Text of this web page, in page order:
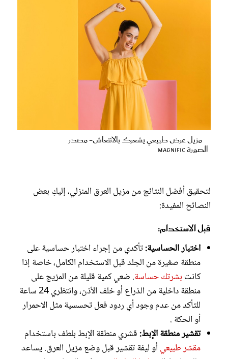
مزيل عرض طبيعي يشعرك بالانتعاش- مصدر
الصورة magnific
لتحقيق أفضل النتائج من مزيل العرق المنزلي، إليكِ بعض
النصائح المفيدة:
قبل الاستخدام:
اختبار الحساسية:تأكدي من إجراء اختبار حساسية على
منطقة صغيرة من الجلد قبل الاستخدام الكامل، خاصة إذا
كانت بشرتك حساسة. ضعي كمية قليلة من المزيج على
منطقة داخلية من الذراع أو خلف الأذن، وانتظري 24 ساعة
للتأكد من عدم وجود أي ردود فعل تحسسية مثل الاحمرار
أو الحكة .
تقشير منطقة الإبط:قشري منطقة الإبط بلطف باستخدام
مقشر طبيعيأو ليفة تقشير قبل وضع مزيل العرق. يساعد